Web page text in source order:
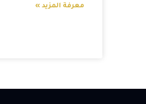
معرفة المزيد »